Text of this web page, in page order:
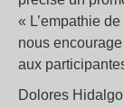
« L’empathie
nous
aux
Dolores